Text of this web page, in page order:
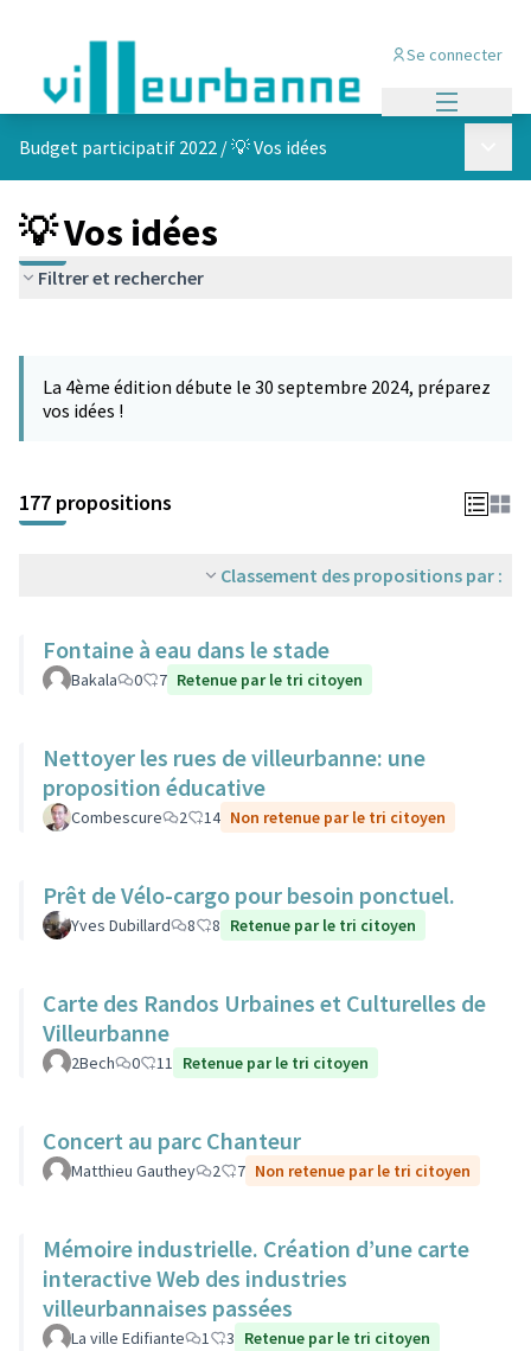
Se connecter
Budget participatif 2022 /💡 Vos idées
💡 Vos idées
Filtrer et rechercher
−
La 4ème édition débute le 30 septembre 2024, préparez
vos idées !
177 propositions
Classement des propositions par :
Fontaine à eau dans le stade
Bakala 0 7 Retenue par le tri citoyen
Nettoyer les rues de villeurbanne: une
proposition éducative
Combescure 2 14 Non retenue par le tri citoyen
Prêt de Vélo-cargo pour besoin ponctuel.
Yves Dubillard 8 8 Retenue par le tri citoyen
Carte des Randos Urbaines et Culturelles de
Villeurbanne
2Bech 0 11 Retenue par le tri citoyen
Concert au parc Chanteur
Matthieu Gauthey 2 7 Non retenue par le tri citoyen
Mémoire industrielle. Création d’une carte
interactive Web des industries
villeurbannaises passées
La ville Edifiante 1 3 Retenue par le tri citoyen